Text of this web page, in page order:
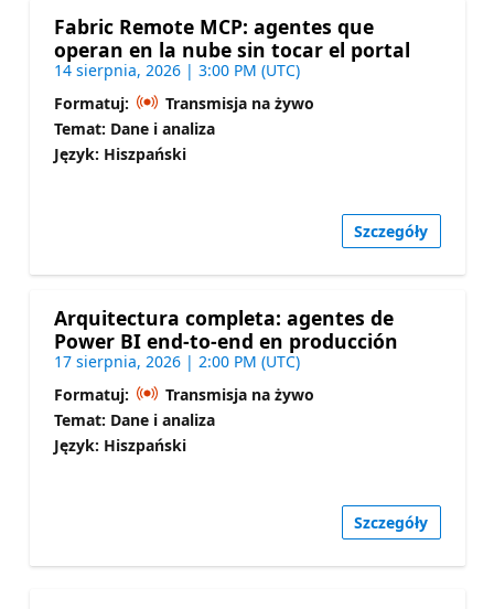
Fabric Remote MCP: agentes que
operan en la nube sin tocar el portal
14 sierpnia, 2026 | 3:00 PM (UTC)
Formatuj:
Transmisja na żywo
Temat: Dane i analiza
Język: Hiszpański
Szczegóły
Arquitectura completa: agentes de
Power BI end-to-end en producción
17 sierpnia, 2026 | 2:00 PM (UTC)
Formatuj:
Transmisja na żywo
Temat: Dane i analiza
Język: Hiszpański
Szczegóły